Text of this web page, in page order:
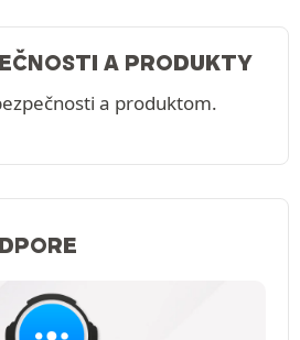
A PRODUKTY
a produktom.